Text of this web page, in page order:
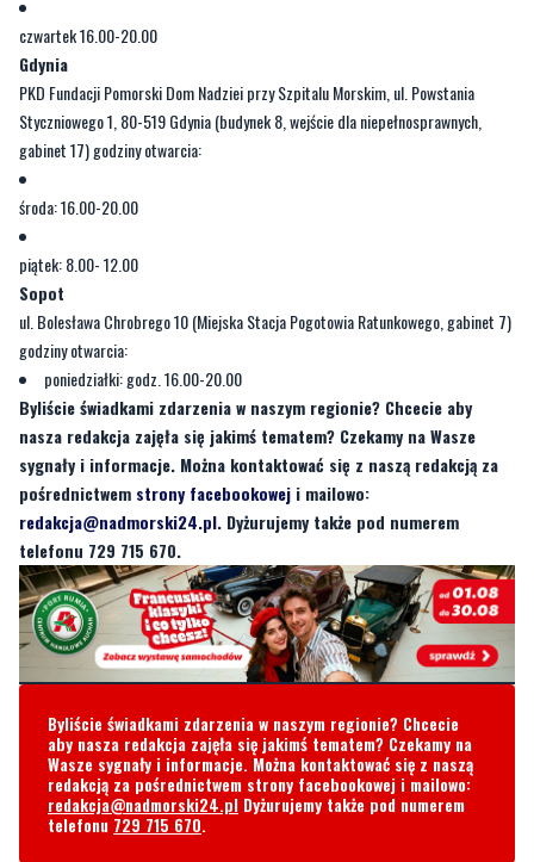
czwartek 16.00-20.00
Gdynia
PKD Fundacji Pomorski Dom Nadziei przy Szpitalu Morskim, ul. Powstania
Styczniowego 1, 80-519 Gdynia (budynek 8, wejście dla niepełnosprawnych,
gabinet 17) godziny otwarcia:
środa: 16.00-20.00
piątek: 8.00- 12.00
Sopot
ul. Bolesława Chrobrego 10 (Miejska Stacja Pogotowia Ratunkowego, gabinet 7)
godziny otwarcia:
poniedziałki: godz. 16.00-20.00
Byliście świadkami zdarzenia w naszym regionie? Chcecie aby
nasza redakcja zajęła się jakimś tematem? Czekamy na Wasze
sygnały i informacje. Można kontaktować się z naszą redakcją za
pośrednictwem strony facebookowej i mailowo:
redakcja@nadmorski24.pl. Dyżurujemy także pod numerem
telefonu 729 715 670.
Byliście świadkami zdarzenia w naszym regionie? Chcecie
aby nasza redakcja zajęła się jakimś tematem? Czekamy na
Wasze sygnały i informacje. Można kontaktować się z naszą
redakcją za pośrednictwem strony facebookowej i mailowo:
redakcja@nadmorski24.pl Dyżurujemy także pod numerem
telefonu 729 715 670.